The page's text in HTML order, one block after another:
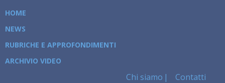
HOME
NEWS
RUBRICHE E APPROFONDIMENTI
ARCHIVIO VIDEO
Chi siamo Contatti